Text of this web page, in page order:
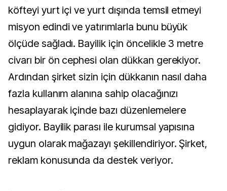
köfteyi yurt içi ve yurt dışında temsil etmeyi
misyon edindi ve yatırımlarla bunu büyük
ölçüde sağladı. Bayilik için öncelikle 3 metre
civarı bir ön cephesi olan dükkan gerekiyor.
Ardından şirket sizin için dükkanın nasıl daha
fazla kullanım alanına sahip olacağınızı
hesaplayarak içinde bazı düzenlemelere
gidiyor. Bayilik parası ile kurumsal yapısına
uygun olarak mağazayı şekillendiriyor. Şirket,
reklam konusunda da destek veriyor.